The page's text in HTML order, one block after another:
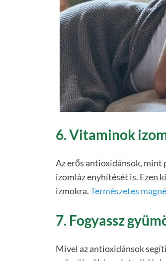
6. Vitaminok
Az erős antioxidánsok, mint
izomláz enyhítését is. Ezen
izmokra.Természetes
7. Fogyassz
Mivel az antioxidánsok